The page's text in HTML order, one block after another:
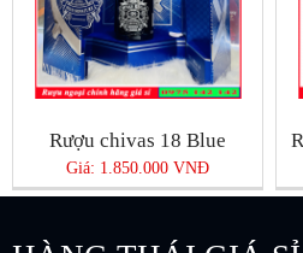
Rượu chivas 18 Blue
Giá: 1.850.000 VNĐ